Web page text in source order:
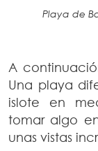
Playa de
A
Una playa
islote en
tomar algo
unas vistas